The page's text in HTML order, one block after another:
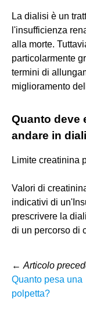
La dialisi è un
l'insufficienza
alla morte.
particolarmente
termini di
miglioramento
Quanto deve
andare in
Limite creatinina
Valori di
indicativi di
prescrivere la
di un percorso di
← Articolo
Quanto pesa una
polpetta?